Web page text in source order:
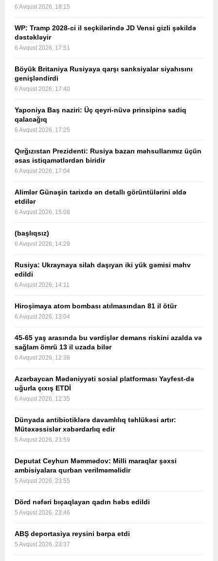
6 Avqust 2026, 18:15
WP: Tramp 2028-ci il seçkilərində JD Vensi gizli şəkildə
dəstəkləyir
6 Avqust 2026, 17:51
Böyük Britaniya Rusiyaya qarşı sanksiyalar siyahısını
genişləndirdi
6 Avqust 2026, 17:40
Yaponiya Baş naziri: Üç qeyri-nüvə prinsipinə sadiq
qalacağıq
6 Avqust 2026, 17:25
Qırğızıstan Prezidenti: Rusiya bazarı məhsullarımız üçün
əsas istiqamətlərdən biridir
6 Avqust 2026, 17:04
Alimlər Günəşin tarixdə ən detallı görüntülərini əldə
etdilər
6 Avqust 2026, 15:08
(başlıqsız)
6 Avqust 2026, 14:29
Rusiya: Ukraynaya silah daşıyan iki yük gəmisi məhv
edildi
6 Avqust 2026, 14:11
Hiroşimaya atom bombası atılmasından 81 il ötür
6 Avqust 2026, 13:04
45-65 yaş arasında bu vərdişlər demans riskini azalda və
sağlam ömrü 13 il uzada bilər
6 Avqust 2026, 12:38
Azərbaycan Mədəniyyəti sosial platforması Yayfest-də
uğurla çıxış ETDİ
6 Avqust 2026, 12:35
Dünyada antibiotiklərə davamlılıq təhlükəsi artır:
Mütəxəssislər xəbərdarlıq edir
5 Avqust 2026, 23:59
Deputat Ceyhun Məmmədov: Milli maraqlar şəxsi
ambisiyalara qurban verilməməlidir
5 Avqust 2026, 23:55
Dörd nəfəri bıçaqlayan qadın həbs edildi
5 Avqust 2026, 23:46
ABŞ deportasiya reysini bərpa etdi
5 Avqust 2026, 23:37